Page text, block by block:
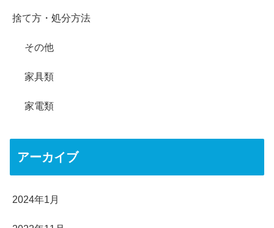
捨て方・処分方法
その他
家具類
家電類
アーカイブ
2024年1月